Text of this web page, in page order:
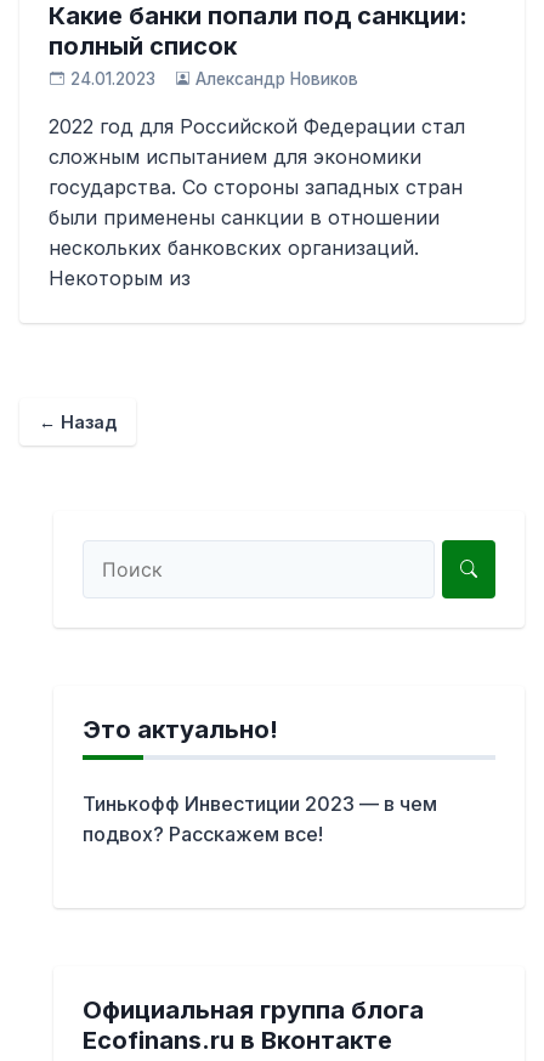
Какие банки попали под санкции:
полный список
24.01.2023 Александр Новиков
2022 год для Российской Федерации стал
сложным испытанием для экономики
государства. Со стороны западных стран
были применены санкции в отношении
нескольких банковских организаций.
Некоторым из
← Назад
Это актуально!
Тинькофф Инвестиции 2023 — в чем
подвох? Расскажем все!
Официальная группа блога
Ecofinans.ru в Вконтакте